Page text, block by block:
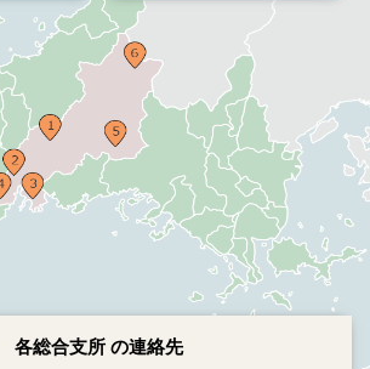
各総合支所 の連絡先